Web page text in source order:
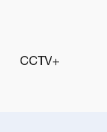
CCTV+